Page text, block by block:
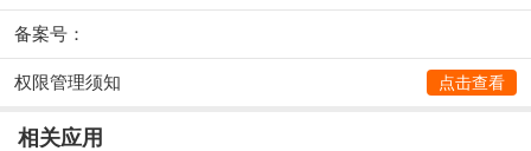
备案号：
权限管理须知 点击查看
相关应用